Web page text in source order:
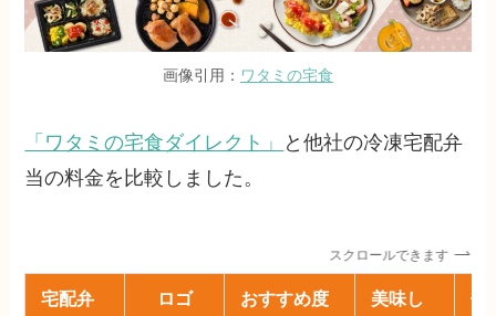
画像引用： ワタミの宅食
「ワタミの宅食ダイレクト」
と他社の冷凍宅配弁
当の料金を比較しました。
スクロールできます
宅配弁
ロゴ おすすめ度
美味し
値